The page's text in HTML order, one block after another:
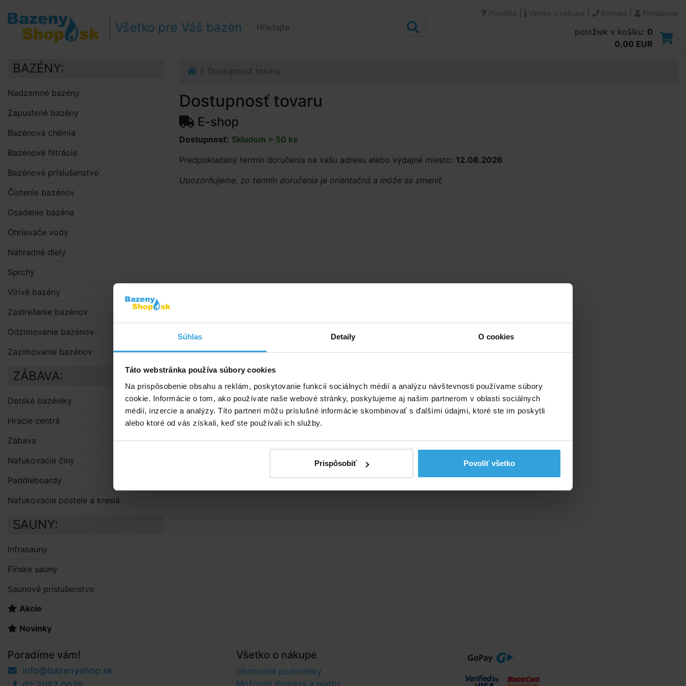
Súhlas Detaily O cookies
Táto webstránka používa súbory cookies
Na prispôsobenie obsahu a reklám, poskytovanie funkcií sociálnych médií a analýzu návštevnosti používame súbory
cookie. Informácie o tom, ako používate naše webové stránky, poskytujeme aj našim partnerom v oblasti sociálnych
médií, inzercie a analýzy. Títo partneri môžu príslušné informácie skombinovať s ďalšími údajmi, ktoré ste im poskytli
alebo ktoré od vás získali, keď ste používali ich služby.
Prispôsobiť Povoliť všetko
Prejsť na obsah
Prejsť k bočnému stĺpci
Klávesové skratky
Všetko pre Váš bazén
Poradňa Všetko o nákupe Kontakt Prihlásenie
položiek v košíku: 0
0,00 EUR
Dostupnosť tovaru
Dostupnosť tovaru
E-shop
Dostupnosť: Skladom > 50 ks
Predpokladaný termín doručenia na vašu adresu alebo výdajné miesto: 12.08.2026
Upozorňujeme, zo termín doručenia je orientačná a môže sa zmeniť.
BAZÉNY:
Nadzemné bazény
Zapustené bazény
Bazénová chémia
Bazénové filtrácie
Bazénové príslušenstvo
Čistenie bazénov
Osadenie bazéna
Ohrievače vody
Náhradné diely
Sprchy
Vírivé bazény
Zastrešenie bazénov
Odzimovanie bazénov
Zazimovanie bazénov
ZÁBAVA:
Detské bazéniky
Hracie centrá
Zábava
Nafukovacie člny
Paddleboardy
Nafukovacie postele a kreslá
SAUNY:
Infrasauny
Fínske sauny
Saunové príslušenstvo
Akcie
Novinky
Poradíme vám!
info@bazenyshop.sk
Všetko o nákupe
Obchodné podmienky
Možnosti dopravy a platby